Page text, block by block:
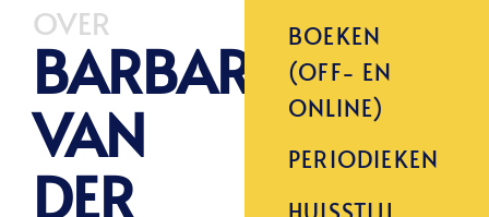
OVER
BARBARA
VAN
DER
BOEKEN
(OFF- EN
ONLINE)
PERIODIEKEN